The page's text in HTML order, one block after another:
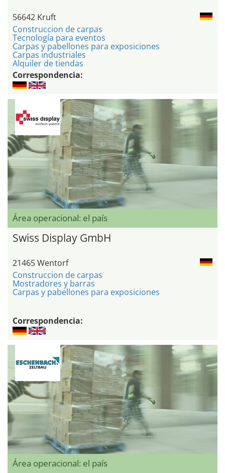
56642 Kruft
Construccion de carpas
Tecnología para eventos
Carpas y pabellones para exposiciones
Carpas industriales
Alquiler de tiendas
Correspondencia:
Área operacional: el país
Swiss Display GmbH
21465 Wentorf
Construccion de carpas
Mostradores y barras
Carpas y pabellones para exposiciones
Correspondencia:
Área operacional: el país